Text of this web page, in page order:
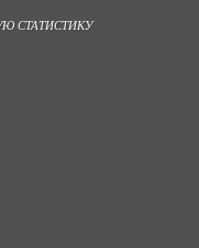
СТАТИСТИКУ